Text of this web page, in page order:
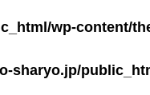
wp-content/
sharyo.jp/